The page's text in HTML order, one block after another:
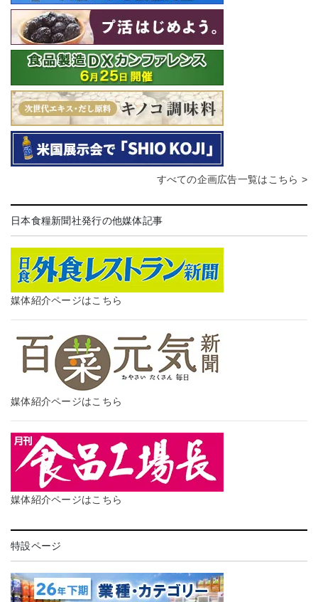
すべての企画広告一覧はこちら >
日本食糧新聞社発行の他媒体記事
媒体紹介ページはこちら
媒体紹介ページはこちら
媒体紹介ページはこちら
特設ページ